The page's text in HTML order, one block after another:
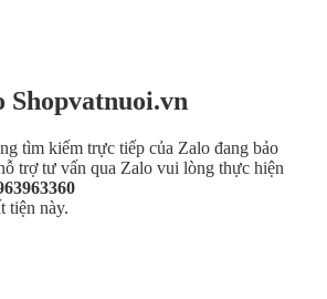
Shopvatnuoi.vn
tìm kiếm trực tiếp của Zalo đang bảo
trợ tư vấn qua Zalo vui lòng thực hiện
tiện này.